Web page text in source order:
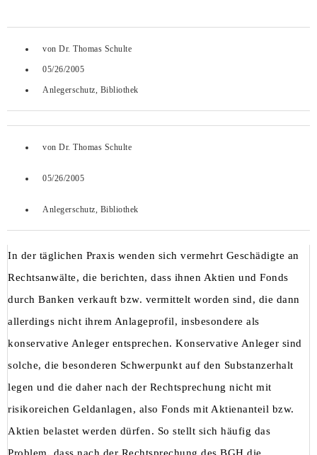
von Dr. Thomas Schulte
05/26/2005
Anlegerschutz, Bibliothek
von Dr. Thomas Schulte
05/26/2005
Anlegerschutz, Bibliothek
In der täglichen Praxis wenden sich vermehrt Geschädigte an
Rechtsanwälte, die berichten, dass ihnen Aktien und Fonds
durch Banken verkauft bzw. vermittelt worden sind, die dann
allerdings nicht ihrem Anlageprofil, insbesondere als
konservative Anleger entsprechen. Konservative Anleger sind
solche, die besonderen Schwerpunkt auf den Substanzerhalt
legen und die daher nach der Rechtsprechung nicht mit
risikoreichen Geldanlagen, also Fonds mit Aktienanteil bzw.
Aktien belastet werden dürfen. So stellt sich häufig das